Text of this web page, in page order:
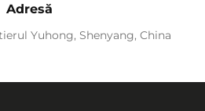
Adresă
Yuhong, Shenyang, China